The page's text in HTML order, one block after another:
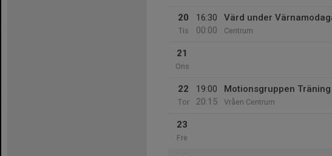
20
Tis
16:30
00:00
Värd under
Centrum
21
Ons
22
Tor
19:00
20:15
Motionsgruppen Träning
Vråen Centrum
23
Fre